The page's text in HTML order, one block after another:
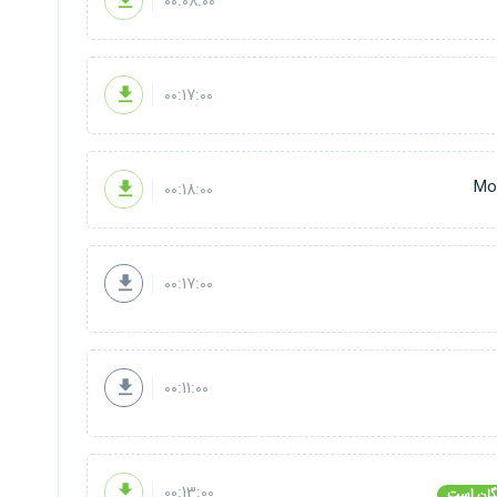
00:17:00
00:18:00
00:17:00
00:11:00